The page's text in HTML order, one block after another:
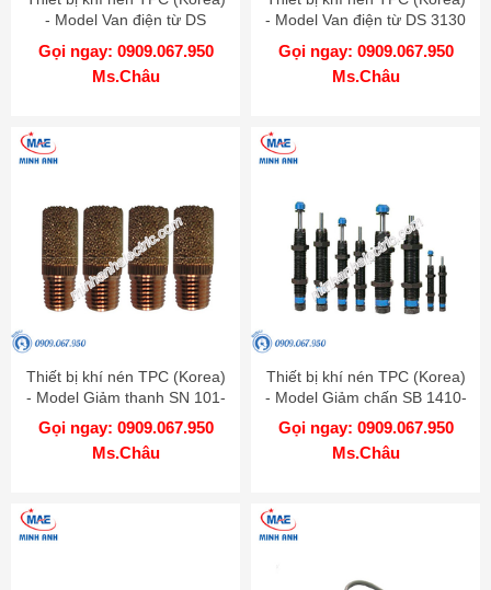
- Model Van điện từ DS
Gọi ngay: 0909.067.950
Ms.Châu
- Model Van điện từ DS 3130
Gọi ngay: 0909.067.950
Ms.Châu
Thiết bị khí nén TPC (Korea)
- Model Giảm thanh SN 101-
01
Gọi ngay: 0909.067.950
Ms.Châu
Thiết bị khí nén TPC (Korea)
- Model Giảm chấn SB 1410-
B
Gọi ngay: 0909.067.950
Ms.Châu